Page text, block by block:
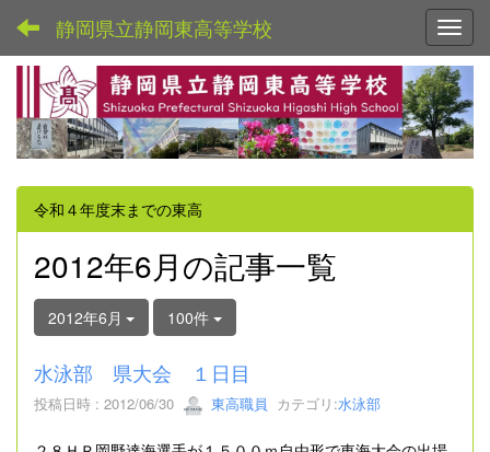
静岡県立静岡東高等学校
令和４年度末までの東高
2012年6月の記事一覧
2012年6月 100件
水泳部 県大会 １日目
投稿日時 : 2012/06/30 東高職員 カテゴリ:水泳部